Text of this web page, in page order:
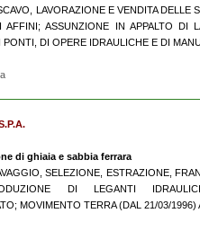
LAVORAZIONE E VENDITA DELLE
ASSUNZIONE IN APPALTO DI
DI OPERE IDRAULICHE E DI
di ghiaia e sabbia ferrara
SELEZIONE, ESTRAZIONE,
DI LEGANTI
MOVIMENTO TERRA (DAL 21/03/1996)